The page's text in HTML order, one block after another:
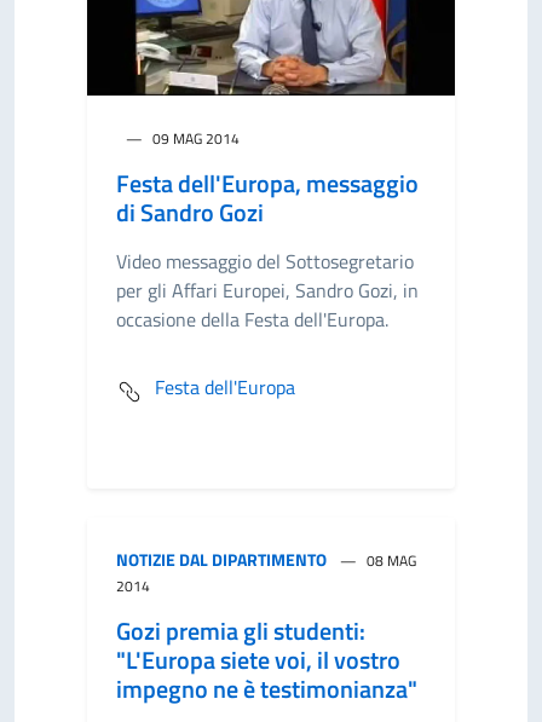
09 MAG 2014
Festa dell'Europa, messaggio
di Sandro Gozi
Video messaggio del Sottosegretario
per gli Affari Europei, Sandro Gozi, in
occasione della Festa dell'Europa.
Festa dell'Europa
NOTIZIE DAL DIPARTIMENTO
08 MAG
2014
Gozi premia gli studenti:
"L'Europa siete voi, il vostro
impegno ne è testimonianza"